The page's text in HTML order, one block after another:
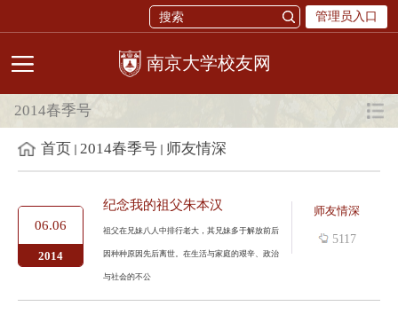
管理员入口
校友网
2014春季号
首页 2014春季号 师友情深
06.06
2014
师友情深
5117
纪念我的祖父朱本汉
祖父在兄妹八人中排行老大，其兄妹多于解放前后
因种种原因先后离世。在生活与家庭的艰辛、政治
与社会的不公